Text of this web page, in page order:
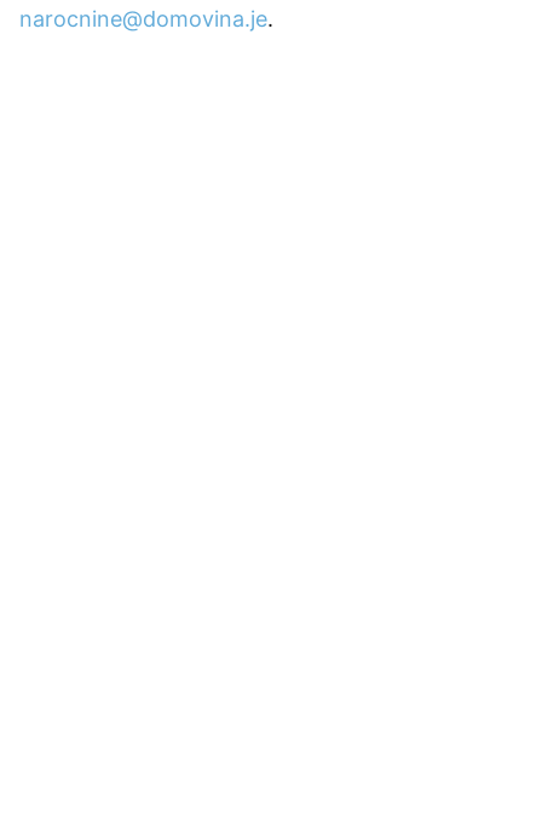
narocnine@domovina.je.